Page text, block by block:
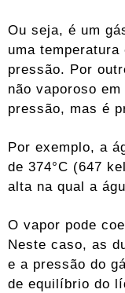
Ou seja, é um
uma
pressão. Por
não vaporoso
pressão, mas é
Por exemplo, a
de 374°C (647
alta na qual a
O vapor pode
Neste caso, as
e a pressão do
de equilíbrio do